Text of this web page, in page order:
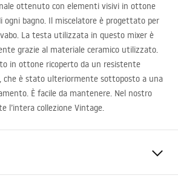
ottenuto con elementi visivi in ottone
ogni bagno. Il miscelatore è progettato per
La testa utilizzata in questo mixer è
grazie al materiale ceramico utilizzato.
in ottone ricoperto da un resistente
che è stato ulteriormente sottoposto a una
È facile da mantenere. Nel nostro
l’intera collezione Vintage.